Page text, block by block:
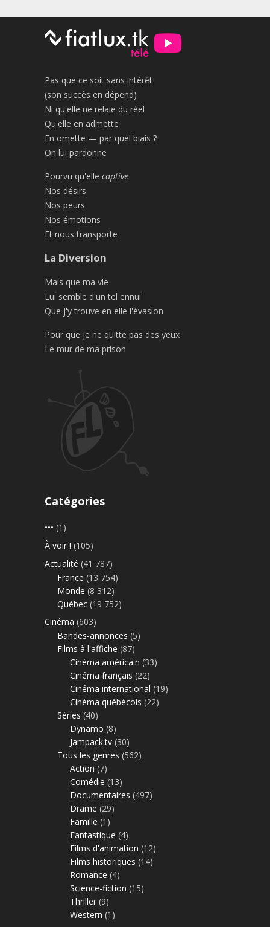
Pas que ce soit sans intérêt
(son succès en dépend)
Ni qu'elle ne relaie du réel
Qu'elle en admette
En omette — par quel biais ?
On lui pardonne
Pourvu qu'elle captive
Nos désirs
Nos peurs
Nos émotions
Et nous transporte
La Diversion
Mais que ma vie
Lui semble d'un tel ennui
Que j'y trouve en elle l'évasion
Pour que je ne quitte pas des yeux
Le mur de ma prison
Catégories
••• (1)
À voir ! (105)
Actualité (41 787)
France (13 754)
Monde (8 312)
Québec (19 752)
Cinéma (603)
Bandes-annonces (5)
Films à l'affiche (87)
Cinéma américain (33)
Cinéma français (22)
Cinéma international (19)
Cinéma québécois (22)
Séries (40)
Dynamo (8)
Jampack.tv (30)
Tous les genres (562)
Action (7)
Comédie (13)
Documentaires (497)
Drame (29)
Famille (1)
Fantastique (4)
Films d'animation (12)
Films historiques (14)
Romance (4)
Science-fiction (15)
Thriller (9)
Western (1)